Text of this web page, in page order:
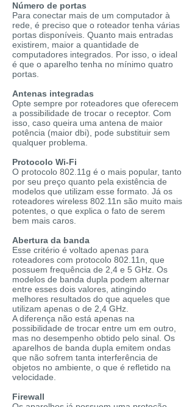
Número de portas
Para conectar mais de um computador à
rede, é preciso que o roteador tenha várias
portas disponíveis. Quanto mais entradas
existirem, maior a quantidade de
computadores integrados. Por isso, o ideal
é que o aparelho tenha no mínimo quatro
portas.
Antenas integradas
Opte sempre por roteadores que oferecem
a possibilidade de trocar o receptor. Com
isso, caso queira uma antena de maior
potência (maior dbi), pode substituir sem
qualquer problema.
Protocolo Wi-Fi
O protocolo 802.11g é o mais popular, tanto
por seu preço quanto pela existência de
modelos que utilizam esse formato. Já os
roteadores wireless 802.11n são muito mais
potentes, o que explica o fato de serem
bem mais caros.
Abertura da banda
Esse critério é voltado apenas para
roteadores com protocolo 802.11n, que
possuem frequência de 2,4 e 5 GHz. Os
modelos de banda dupla podem alternar
entre esses dois valores, atingindo
melhores resultados do que aqueles que
utilizam apenas o de 2,4 GHz.
A diferença não está apenas na
possibilidade de trocar entre um em outro,
mas no desempenho obtido pelo sinal. Os
aparelhos de banda dupla emitem ondas
que não sofrem tanta interferência de
objetos no ambiente, o que é refletido na
velocidade.
Firewall